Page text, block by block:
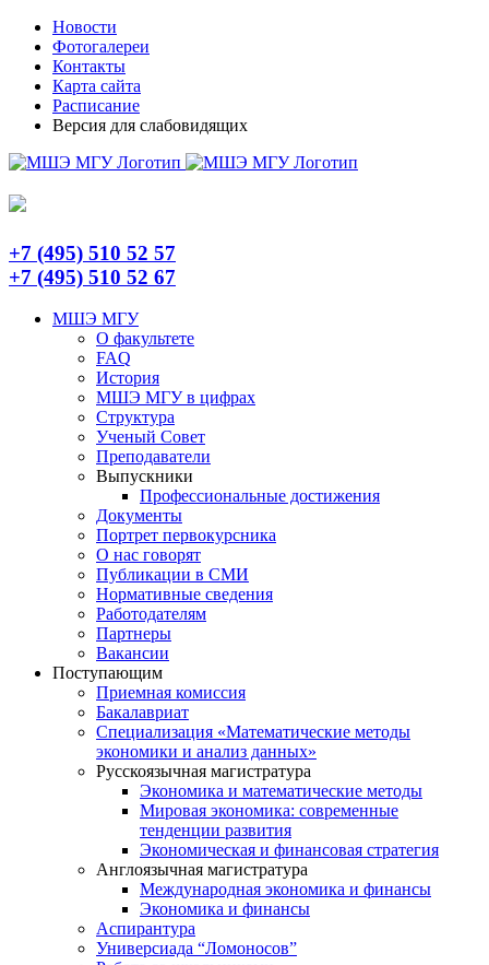
Skip
content
TelegramНовости
Фотогалереи
Контакты
Карта сайта
Расписание
Версия для слабовидящих
+7 (495) 510 52 57
+7 (495) 510 52 67
МШЭ МГУ
О факультете
FAQ
История
МШЭ МГУ в цифрах
Структура
Ученый Совет
Преподаватели
Выпускники
Профессиональные достижения
Документы
Портрет первокурсника
О нас говорят
Публикации в СМИ
Нормативные сведения
Работодателям
Партнеры
Вакансии
Поступающим
Приемная комиссия
Бакалавриат
Специализация «Математические методы
экономики и анализ данных»
Русскоязычная магистратура
Экономика и математические методы
Мировая экономика: современные
тенденции развития
Экономическая и финансовая стратегия
Англоязычная магистратура
Международная экономика и финансы
Экономика и финансы
Аспирантура
Универсиада “Ломоносов”